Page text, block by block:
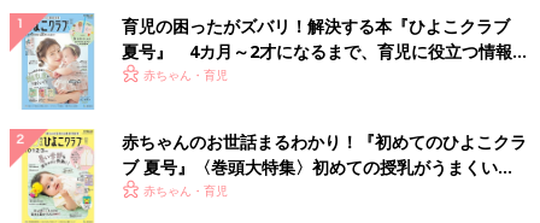
育児の困ったがズバリ！解決する本『ひよこクラブ
夏号』 4カ月～2才になるまで、育児に役立つ情報が
いっぱい！
赤ちゃん・育児
赤ちゃんのお世話まるわかり！『初めてのひよこクラ
ブ 夏号』〈巻頭大特集〉初めての授乳がうまくい
く！ おっぱい・ミルクの基本と夏のトラブル 解決テ
赤ちゃん・育児